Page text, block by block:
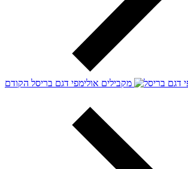
מקבילים אולימפי דגם בריסל הקודם